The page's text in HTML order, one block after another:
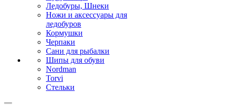
Ледобуры, Шнеки
Ножи и аксессуары для
ледобуров
Кормушки
Черпаки
Сани для рыбалки
Шипы для обуви
Nordman
Torvi
Стельки